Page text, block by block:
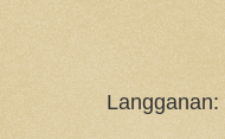
Langganan: